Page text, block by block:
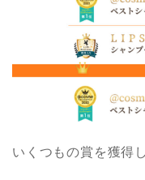
いくつもの賞を獲得